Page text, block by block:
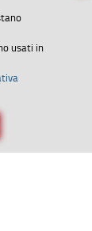
usati in